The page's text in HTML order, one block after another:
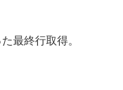
最終行取得。